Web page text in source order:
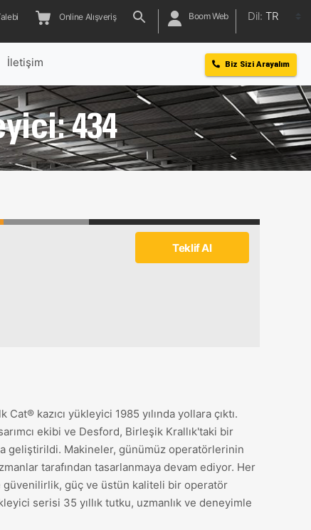
Online Alışveriş Boom Web Dil: TR
İletişim Biz Sizi Arayalım
434
Teklif Al
kazıcı yükleyici 1985 yılında yollara çıktı.
ekibi ve Desford, Birleşik Krallık'taki bir
geliştirildi. Makineler, günümüz operatörlerinin
tarafından tasarlanmaya devam ediyor. Her
güç ve üstün kaliteli bir operatör
serisi 35 yıllık tutku, uzmanlık ve deneyimle